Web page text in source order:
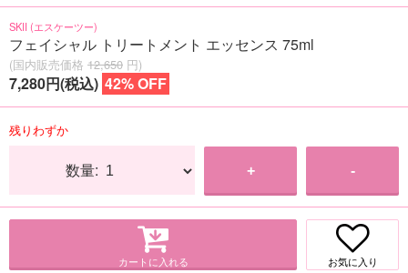
SKII (エスケーツー)
フェイシャル トリートメント エッセンス 75ml
(国内販売価格 12,650 円)
7,280円(税込) 42% OFF
残りわずか
数量: + -
カートに入れる お気に入り